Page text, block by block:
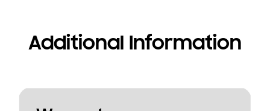
Additional Information